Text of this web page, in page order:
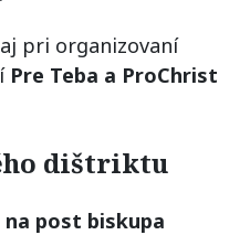
pri organizovaní
Pre Teba a ProChrist
dištriktu
na post biskupa